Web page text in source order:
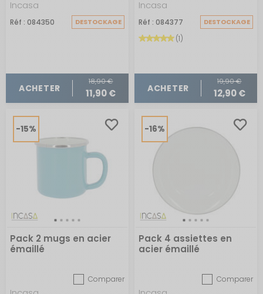
Incasa
Réf : 084350 DESTOCKAGE
ACHETER
18,90 €
11,90 €
Incasa
Réf : 084377 DESTOCKAGE
(1)
ACHETER
19,90 €
12,90 €
-15%
Pack 2 mugs en acier
émaillé
Comparer
-16%
Pack 4 assiettes en
acier émaillé
Comparer